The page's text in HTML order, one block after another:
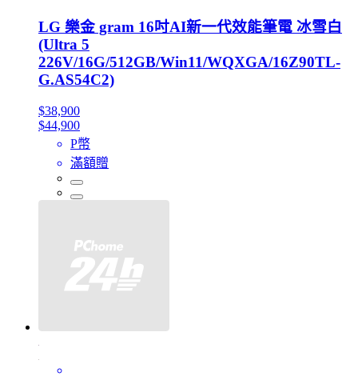
LG 樂金 gram 16吋AI新一代效能筆電 冰雪白
(Ultra 5
226V/16G/512GB/Win11/WQXGA/16Z90TL-
G.AS54C2)
$38,900
$44,900
P幣
滿額贈